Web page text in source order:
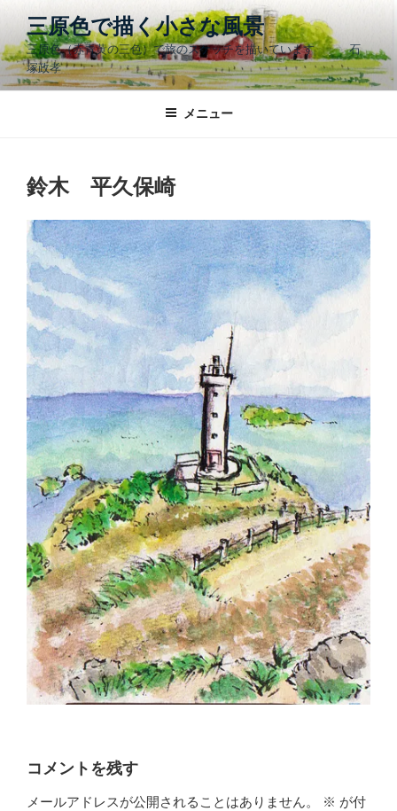
テ
ン
ツ
三原色で描く小さな風景
三原色（赤青黄の三色）で旅のスケッチを描いています 石
塚政孝
メニュー
鈴木 平久保崎
コメントを残す
メールアドレスが公開されることはありません。 ※ が付